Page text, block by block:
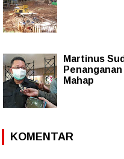
Martinus
Mahap
KOMENTAR